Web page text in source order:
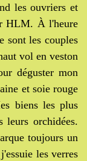
les ouvriers et
HLM. À l'heure
sont les couples
vol en veston
déguster mon
et soie rouge
biens les plus
leurs orchidées.
toujours un
les verres